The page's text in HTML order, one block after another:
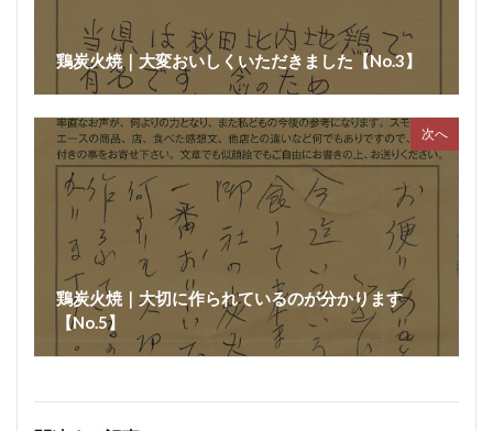
鶏炭火焼｜大変おいしくいただきました【No.3】
次へ
鶏炭火焼｜大切に作られているのが分かります
【No.5】